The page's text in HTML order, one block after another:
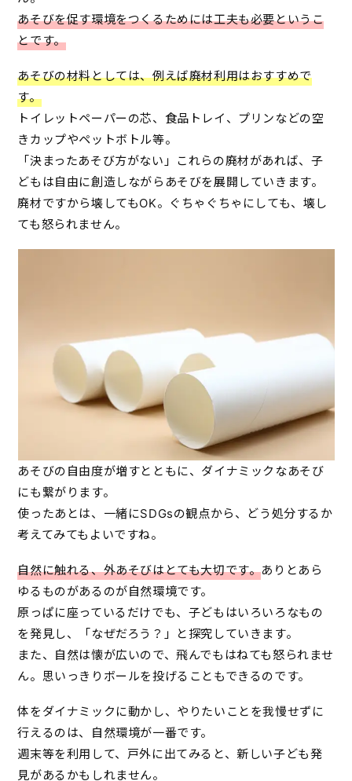
あそびを促す環境をつくるためには工夫も必要というこ
とです。
あそびの材料としては、例えば廃材利用はおすすめで
す。
トイレットペーパーの芯、食品トレイ、プリンなどの空
きカップやペットボトル等。
「決まったあそび方がない」これらの廃材があれば、子
どもは自由に創造しながらあそびを展開していきます。
廃材ですから壊してもOK。ぐちゃぐちゃにしても、壊し
ても怒られません。
あそびの自由度が増すとともに、ダイナミックなあそび
にも繋がります。
使ったあとは、一緒にSDGsの観点から、どう処分するか
考えてみてもよいですね。
自然に触れる、外あそびはとても大切です。ありとあら
ゆるものがあるのが自然環境です。
原っぱに座っているだけでも、子どもはいろいろなもの
を発見し、「なぜだろう？」と探究していきます。
また、自然は懐が広いので、飛んでもはねても怒られませ
ん。思いっきりボールを投げることもできるのです。
体をダイナミックに動かし、やりたいことを我慢せずに
行えるのは、自然環境が一番です。
週末等を利用して、戸外に出てみると、新しい子ども発
見があるかもしれません。